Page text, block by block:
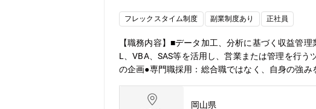
フレックスタイム制度 副業制度あり 正社員
【職務内容】■データ加工、分析に基づく収益管
L、VBA、SAS等を活用し、営業または管理を行
の企画●専門職採用：総合職ではなく、自身の強
【残業について】業務の繁閑や所属部署によって
岡山県